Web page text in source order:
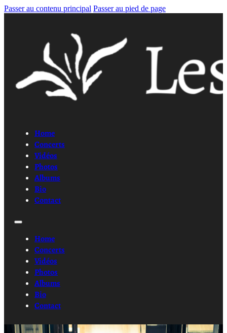
Passer au contenu principal Passer au pied de page
Home
Concerts
Vidéos
Photos
Albums
Bio
Contact
Home
Concerts
Vidéos
Photos
Albums
Bio
Contact